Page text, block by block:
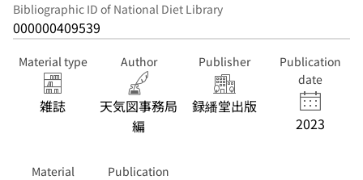
Bibliographic ID of National Diet Library
000000409539
Material type
雑誌
Author
天気図事務局
編
Publisher
録繙堂出版
Publication
date
2023
Material
Publication